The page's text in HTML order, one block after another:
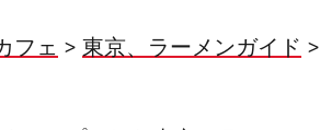
フェ > 東京、ラーメンガイド